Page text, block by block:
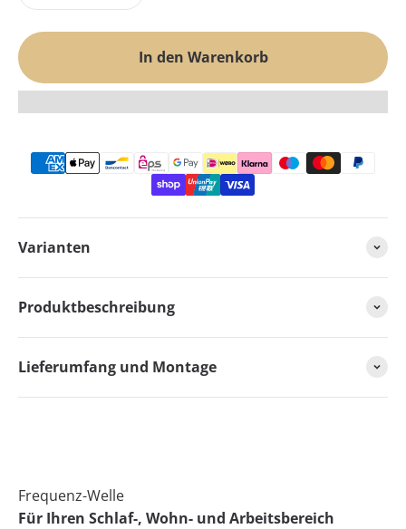
In den Warenkorb
Varianten
Produktbeschreibung
Lieferumfang und Montage
Frequenz-Welle
Für Ihren Schlaf-, Wohn- und Arbeitsbereich